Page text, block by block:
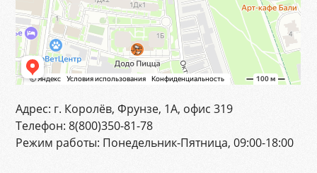
Адрес: г. Королёв, Фрунзе, 1А, офис 319
Телефон: 8(800)350-81-78
Режим работы: Понедельник-Пятница, 09:00-18:00